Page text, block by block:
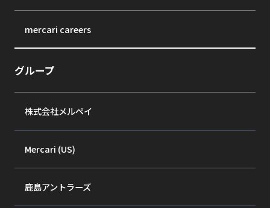
mercari careers
グループ
株式会社メルペイ
Mercari (US)
鹿島アントラーズ